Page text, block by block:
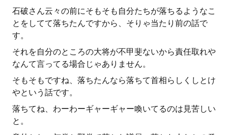
石破さん云々の前にそもそも自分たちが落ちるようなこ
とをしてて落ちたんですから、そりゃ当たり前の話で
す。
それを自分のところの大将が不甲斐ないから責任取れや
なんて言ってる場合じゃありません。
そもそもですね、落ちたんなら落ちて首相らしくしとけ
やという話です。
落ちてね、わーわーギャーギャー喚いてるのは見苦しい
と。